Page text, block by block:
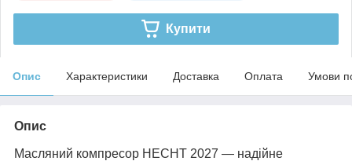
Купити
Опис Характеристики Доставка Оплата Умови
Опис
Масляний компресор HECHT 2027 — надійне